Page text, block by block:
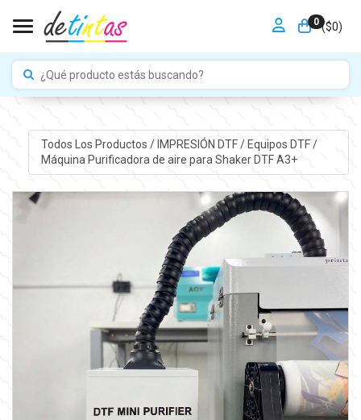
0 ($0)
Toggle navigation
Todos Los Productos / IMPRESIÓN DTF/ Equipos DTF/
Máquina Purificadora de aire para Shaker DTF A3+